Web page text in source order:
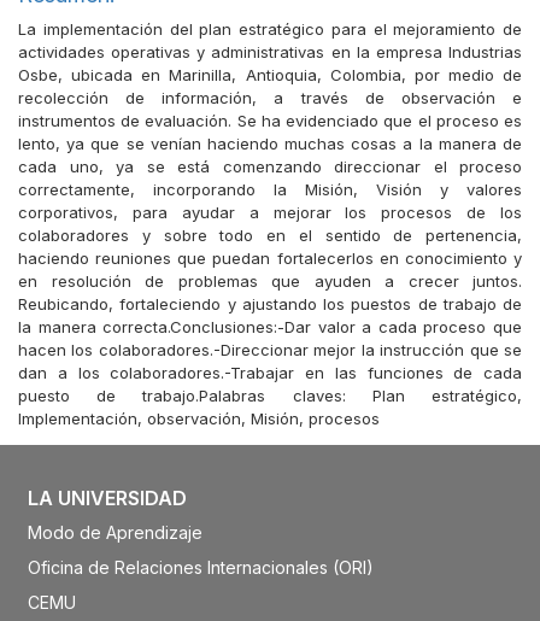
La implementación del plan estratégico para el mejoramiento de
actividades operativas y administrativas en la empresa Industrias
Osbe, ubicada en Marinilla, Antioquia, Colombia, por medio de
recolección de información, a través de observación e
instrumentos de evaluación. Se ha evidenciado que el proceso es
lento, ya que se venían haciendo muchas cosas a la manera de
cada uno, ya se está comenzando direccionar el proceso
correctamente, incorporando la Misión, Visión y valores
corporativos, para ayudar a mejorar los procesos de los
colaboradores y sobre todo en el sentido de pertenencia,
haciendo reuniones que puedan fortalecerlos en conocimiento y
en resolución de problemas que ayuden a crecer juntos.
Reubicando, fortaleciendo y ajustando los puestos de trabajo de
la manera correcta.Conclusiones:-Dar valor a cada proceso que
hacen los colaboradores.-Direccionar mejor la instrucción que se
dan a los colaboradores.-Trabajar en las funciones de cada
puesto de trabajo.Palabras claves: Plan estratégico,
Implementación, observación, Misión, procesos
LA UNIVERSIDAD
Modo de Aprendizaje
Oficina de Relaciones Internacionales (ORI)
CEMU